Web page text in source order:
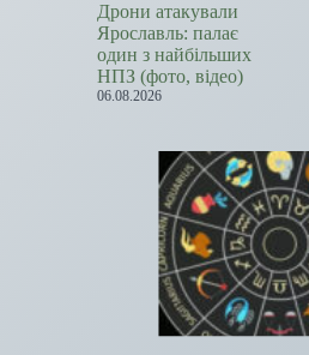
Дрони атакували
Ярославль: палає
один з найбільших
НПЗ (фото, відео)
06.08.2026